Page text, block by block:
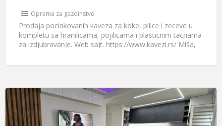
Oprema za gazdinstvo
Prodaja pocinkovanih kaveza za koke, pilice i zeceve u
kompletu sa hranilicama, pojilicama i plasticnim tacnama
za izdjubravanje. Web sajt. https://www.kavezi.rs/ Miša,